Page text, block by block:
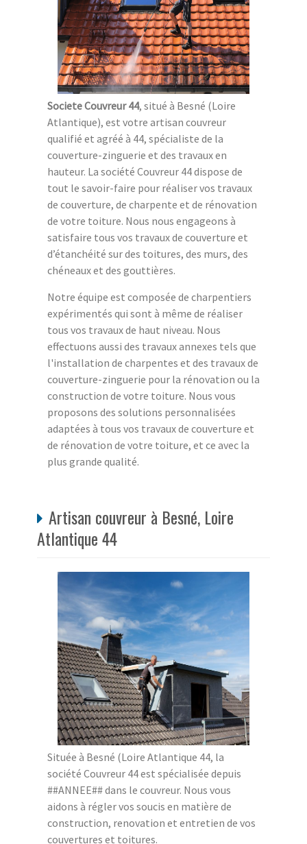
Societe Couvreur 44, situé à Besné (Loire
Atlantique), est votre artisan couvreur
qualifié et agréé à 44, spécialiste de la
couverture-zinguerie et des travaux en
hauteur. La société Couvreur 44 dispose de
tout le savoir-faire pour réaliser vos travaux
de couverture, de charpente et de rénovation
de votre toiture. Nous nous engageons à
satisfaire tous vos travaux de couverture et
d’étanchéité sur des toitures, des murs, des
chéneaux et des gouttières.
Notre équipe est composée de charpentiers
expérimentés qui sont à même de réaliser
tous vos travaux de haut niveau. Nous
effectuons aussi des travaux annexes tels que
l'installation de charpentes et des travaux de
couverture-zinguerie pour la rénovation ou la
construction de votre toiture. Nous vous
proposons des solutions personnalisées
adaptées à tous vos travaux de couverture et
de rénovation de votre toiture, et ce avec la
plus grande qualité.
Artisan couvreur à Besné, Loire
Atlantique 44
Située à Besné (Loire Atlantique 44, la
société Couvreur 44 est spécialisée depuis
##ANNEE## dans le couvreur. Nous vous
aidons à régler vos soucis en matière de
construction, renovation et entretien de vos
couvertures et toitures.